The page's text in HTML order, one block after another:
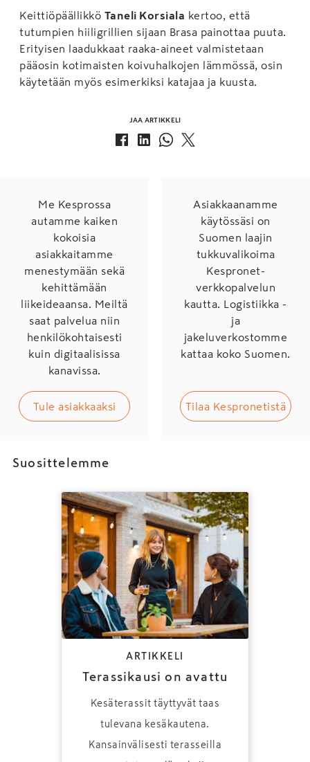
Keittiöpäällikkö Taneli Korsiala kertoo, että
tutumpien hiiligrillien sijaan Brasa painottaa puuta.
Erityisen laadukkaat raaka-aineet valmistetaan
pääosin kotimaisten koivuhalkojen lämmössä, osin
käytetään myös esimerkiksi katajaa ja kuusta.
JAA ARTIKKELI
Me Kesprossa
autamme kaiken
kokoisia
asiakkaitamme
menestymään sekä
kehittämään
liikeideaansa. Meiltä
saat palvelua niin
henkilökohtaisesti
kuin digitaalisissa
kanavissa.
Tule asiakkaaksi
Asiakkaanamme
käytössäsi on
Suomen laajin
tukkuvalikoima
Kespronet-
verkkopalvelun
kautta. Logistiikka -
ja
jakeluverkostomme
kattaa koko Suomen.
Tilaa Kespronetistä
Suosittelemme
ARTIKKELI
Terassikausi on avattu
Kesäterassit täyttyvät taas
tulevana kesäkautena.
Kansainvälisesti terasseilla